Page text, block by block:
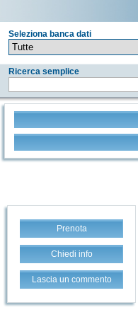
Seleziona banca dati
Ricerca semplice
Prenota
Chiedi info
Lascia un commento